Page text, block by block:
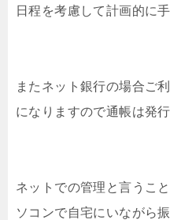
日程を考慮して計画的に
またネット銀行の場合ご
になりますので通帳は発
ネットでの管理と言うこ
ソコンで自宅にいながら